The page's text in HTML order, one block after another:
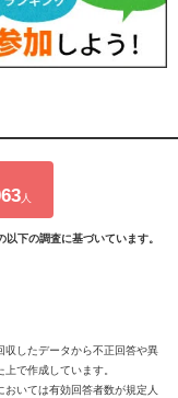
人
下の調査に基づいています。
したデータから不正回答や異
で作成しています。
いては有効回答者数が規定人